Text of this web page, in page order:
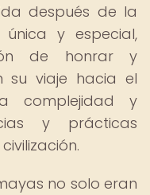
después de la
y especial,
de honrar y
su viaje hacia el
complejidad y
y prácticas
no solo eran